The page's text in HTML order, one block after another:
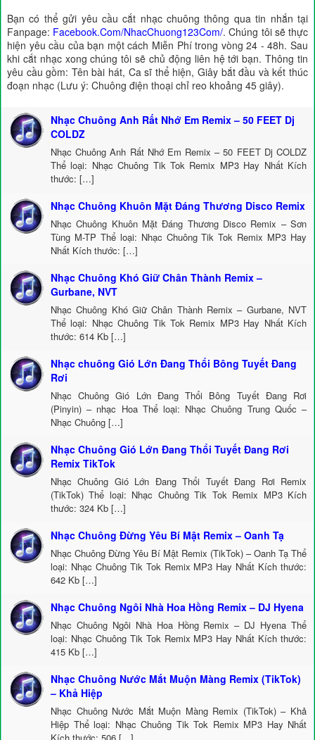
Bạn có thể gửi yêu cầu cắt nhạc chuông thông qua tin nhắn tại
Fanpage: Facebook.Com/NhacChuong123Com/. Chúng tôi sẽ thực
hiện yêu cầu của bạn một cách Miễn Phí trong vòng 24 - 48h. Sau
khi cắt nhạc xong chúng tôi sẽ chủ động liên hệ tới bạn. Thông tin
yêu cầu gồm: Tên bài hát, Ca sĩ thể hiện, Giây bắt đầu và kết thúc
đoạn nhạc (Lưu ý: Chuông điện thoại chỉ reo khoảng 45 giây).
Nhạc Chuông Anh Rất Nhớ Em Remix – 50 FEET Dj
COLDZ
Nhạc Chuông Anh Rất Nhớ Em Remix – 50 FEET Dj COLDZ
Thể loại: Nhạc Chuông Tik Tok Remix MP3 Hay Nhất Kích
thước: […]
Nhạc Chuông Khuôn Mặt Đáng Thương Disco Remix
Nhạc Chuông Khuôn Mặt Đáng Thương Disco Remix – Sơn
Tùng M-TP Thể loại: Nhạc Chuông Tik Tok Remix MP3 Hay
Nhất Kích thước: […]
Nhạc Chuông Khó Giữ Chân Thành Remix –
Gurbane, NVT
Nhạc Chuông Khó Giữ Chân Thành Remix – Gurbane, NVT
Thể loại: Nhạc Chuông Tik Tok Remix MP3 Hay Nhất Kích
thước: 614 Kb […]
Nhạc chuông Gió Lớn Đang Thổi Bông Tuyết Đang
Rơi
Nhạc Chuông Gió Lớn Đang Thổi Bông Tuyết Đang Rơi
(Pinyin) – nhạc Hoa Thể loại: Nhạc Chuông Trung Quốc –
Nhạc Chuông […]
Nhạc Chuông Gió Lớn Đang Thổi Tuyết Đang Rơi
Remix TikTok
Nhạc Chuông Gió Lớn Đang Thổi Tuyết Đang Rơi Remix
(TikTok) Thể loại: Nhạc Chuông Tik Tok Remix MP3 Kích
thước: 324 Kb […]
Nhạc Chuông Đừng Yêu Bí Mật Remix – Oanh Tạ
Nhạc Chuông Đừng Yêu Bí Mật Remix (TikTok) – Oanh Tạ Thể
loại: Nhạc Chuông Tik Tok Remix MP3 Hay Nhất Kích thước:
642 Kb […]
Nhạc Chuông Ngôi Nhà Hoa Hồng Remix – DJ Hyena
Nhạc Chuông Ngôi Nhà Hoa Hồng Remix – DJ Hyena Thể
loại: Nhạc Chuông Tik Tok Remix MP3 Hay Nhất Kích thước:
415 Kb […]
Nhạc Chuông Nước Mắt Muộn Màng Remix (TikTok)
– Khả Hiệp
Nhạc Chuông Nước Mắt Muộn Màng Remix (TikTok) – Khả
Hiệp Thể loại: Nhạc Chuông Tik Tok Remix MP3 Hay Nhất